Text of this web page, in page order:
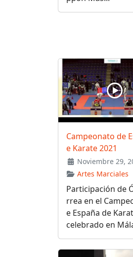
Campeonato de
e Karate 2021
Noviembre 29,
Artes Marciales
Participación de
rrea en el
e España de
celebrado en